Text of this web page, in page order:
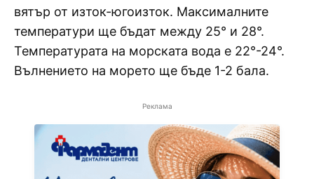
вятър от изток-югоизток. Максималните
температури ще бъдат между 25° и 28°.
Температурата на морската вода е 22°-24°.
Вълнението на морето ще бъде 1-2 бала.
Реклама